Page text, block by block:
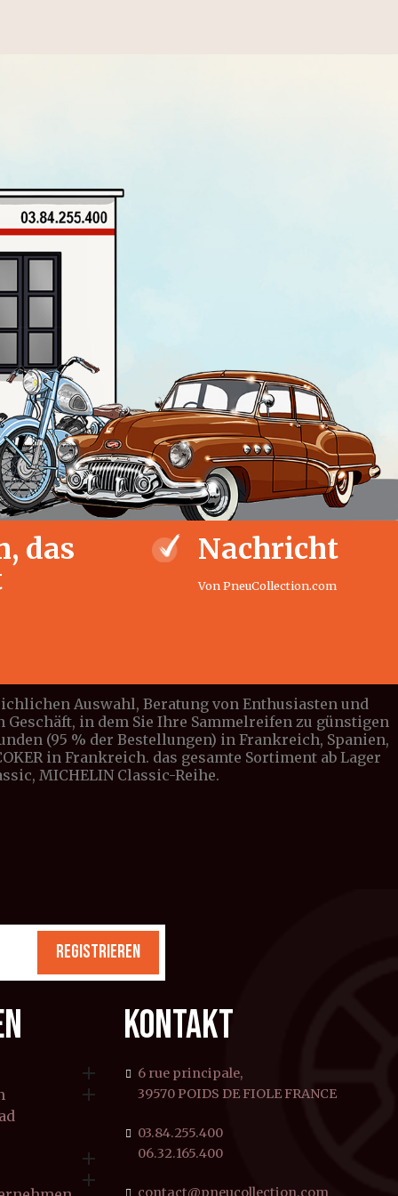
das
Nachricht
Von PneuCollection.com
Auswahl, Beratung von Enthusiasten und
in dem Sie Ihre Sammelreifen zu günstigen
(95 % der Bestellungen) in Frankreich, Spanien,
in Frankreich. das gesamte Sortiment ab Lager
MICHELIN Classic-Reihe.
REGISTRIEREN




KONTAKT
6 rue principale,
39570 POIDS DE FIOLE FRANCE
03.84.255.400
06.32.165.400
contact@pneucollection.com